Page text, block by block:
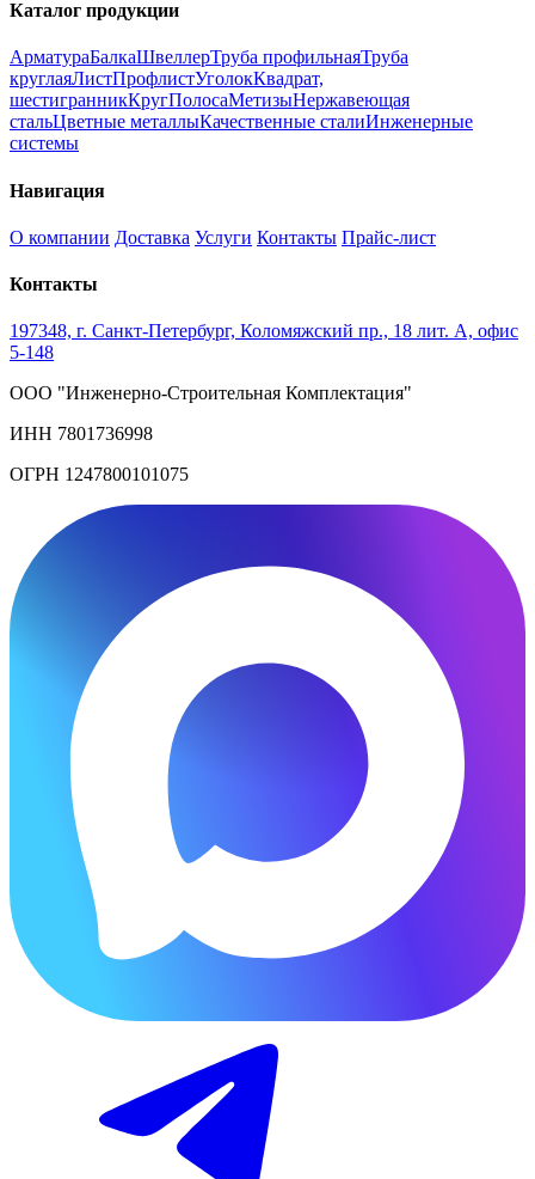
Каталог продукции
АрматураБалкаШвеллерТруба профильнаяТруба
круглаяЛистПрофлистУголокКвадрат,
шестигранникКругПолосаМетизыНержавеющая
стальЦветные металлыКачественные сталиИнженерные
системы
Навигация
О компании Доставка Услуги Контакты Прайс-лист
Контакты
197348, г. Санкт-Петербург, Коломяжский пр., 18 лит. А, офис
5-148
ООО "Инженерно-Строительная Комплектация"
ИНН 7801736998
ОГРН 1247800101075